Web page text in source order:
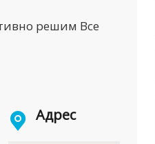
решим Все
Адрес